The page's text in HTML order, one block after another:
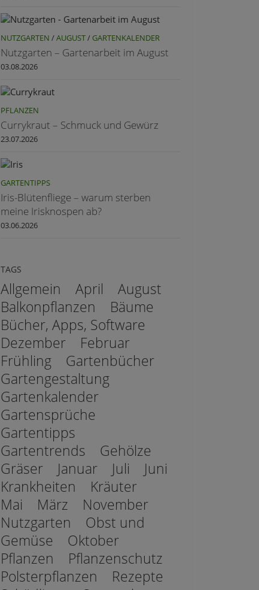
NUTZGARTEN /AUGUST/ GARTENKALENDER
Nutzgarten – Gartenarbeit im August
03.08.2026
PFLANZEN
Currykraut – Schmuck und Gewürz
23.07.2026
GARTENTIPPS
Iris-Blütenfliege – warum sterben
meine Irisknospen ab?
03.06.2026
TAGS
Allgemein April
August
Balkonpflanzen
Bäume
Bücher, Apps, Software
Dezember
Februar
Frühling
Gartenbücher
Gartengestaltung
Gartenkalender
Gartensprüche
Gartentipps
Gartentrends
Gehölze
Gräser
Januar Juli
Juni
Krankheiten
Kräuter
Mai
März
November
Nutzgarten
Obst und
Gemüse
Oktober
Pflanzen
Pflanzenschutz
Polsterpflanzen
Rezepte